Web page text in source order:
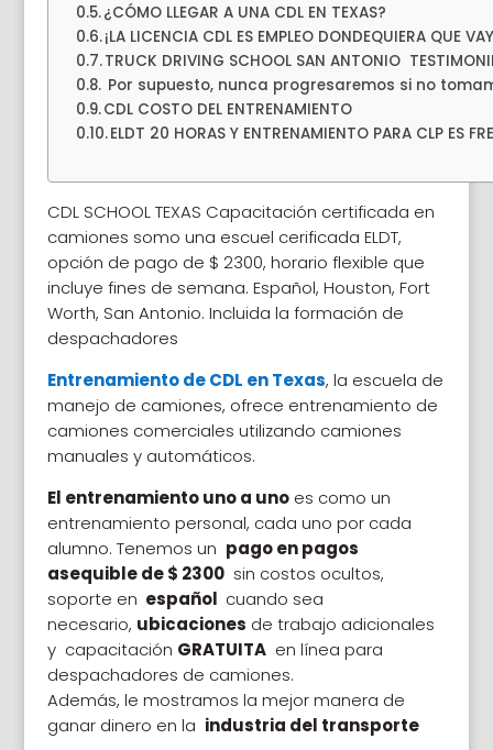
¿CÓMO LLEGAR A UNA CDL EN TEXAS?
¡LA LICENCIA CDL ES EMPLEO DONDEQUIERA QUE
TRUCK DRIVING SCHOOL SAN ANTONIO
Por supuesto, nunca progresaremos si no
CDL COSTO DEL ENTRENAMIENTO
ELDT 20 HORAS Y ENTRENAMIENTO PARA CLP ES
CDL SCHOOL TEXAS Capacitación certificada en
camiones somo una escuel cerificada ELDT,
opción de pago de $ 2300, horario flexible que
incluye fines de semana. Español, Houston, Fort
Worth, San Antonio. Incluida la formación de
despachadores
Entrenamiento de CDL en Texas, la escuela de
manejo de camiones, ofrece entrenamiento de
camiones comerciales utilizando camiones
manuales y automáticos.
El entrenamiento uno a unoes como un
entrenamiento personal, cada uno por cada
alumno. Tenemos un pago en pagos
asequible de $ 2300sin costos ocultos,
soporte en español cuando sea
necesario, ubicaciones de trabajo adicionales
y capacitación GRATUITAen línea para
despachadores de camiones.
Además, le mostramos la mejor manera de
ganar dinero en la industria del transporte